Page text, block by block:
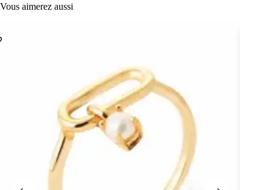
Vous aimerez aussi